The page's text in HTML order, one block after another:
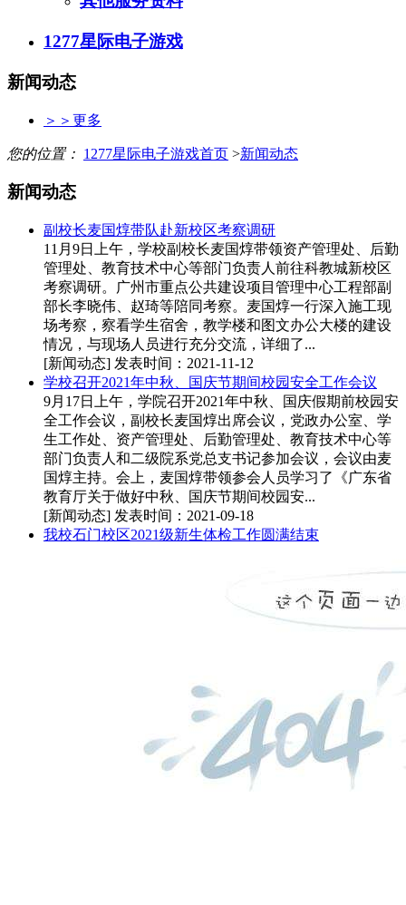
1277星际电子游戏
新闻动态
＞＞更多
您的位置： 1277星际电子游戏首页 >新闻动态
新闻动态
副校长麦国焞带队赴新校区考察调研
11月9日上午，学校副校长麦国焞带领资产管理处、后勤
管理处、教育技术中心等部门负责人前往科教城新校区
考察调研。广州市重点公共建设项目管理中心工程部副
部长李晓伟、赵琦等陪同考察。麦国焞一行深入施工现
场考察，察看学生宿舍，教学楼和图文办公大楼的建设
情况，与现场人员进行充分交流，详细了...
[新闻动态] 发表时间：2021-11-12
学校召开2021年中秋、国庆节期间校园安全工作会议
9月17日上午，学院召开2021年中秋、国庆假期前校园安
全工作会议，副校长麦国焞出席会议，党政办公室、学
生工作处、资产管理处、后勤管理处、教育技术中心等
部门负责人和二级院系党总支书记参加会议，会议由麦
国焞主持。会上，麦国焞带领参会人员学习了《广东省
教育厅关于做好中秋、国庆节期间校园安...
[新闻动态] 发表时间：2021-09-18
我校石门校区2021级新生体检工作圆满结束